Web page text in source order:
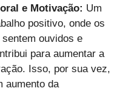
e Motivação: Um
positivo, onde os
ouvidos e
para aumentar a
Isso, por sua vez,
aumento da